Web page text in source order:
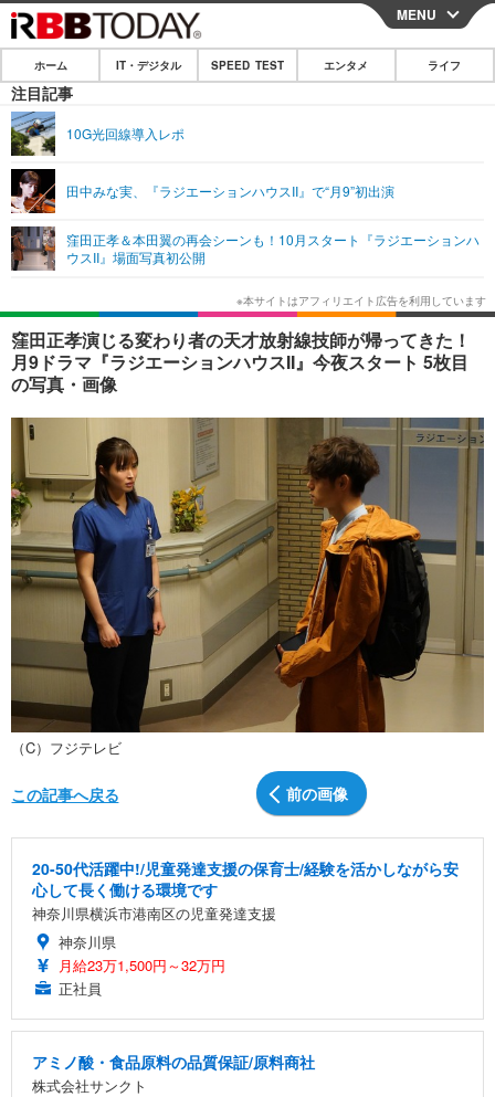
CLOSE
ホーム
IT・デジタル
ショッピング その他
SPEED TEST
エンタメ
エンタメTOP
韓国・芸能
音楽 スポーツ
グラビア
ショッピング その他
ライフ
ライフTOP グルメ
ペット ショッピング
その他
リリース一覧
プッシュ通知の停止方法
MENU
ホーム IT・デジタル SPEED TEST エンタメ ライフ
注目記事
10G光回線導入レポ
田中みな実、『ラジエーションハウスII』で“月9”初出演
窪田正孝＆本田翼の再会シーンも！10月スタート『ラジエーションハ
ウスII』場面写真初公開
窪田正孝演じる変わり者の天才放射線技師が帰ってきた！
月9ドラマ『ラジエーションハウスII』今夜スタート 5枚目
の写真・画像
（C）フジテレビ
前の画像
この記事へ戻る
20-50代活躍中!/児童発達支援の保育士/経験を活かしながら安
心して長く働ける環境です
神奈川県横浜市港南区の児童発達支援
神奈川県
月給23万1,500円～32万円
正社員
アミノ酸・食品原料の品質保証/原料商社
株式会社サンクト